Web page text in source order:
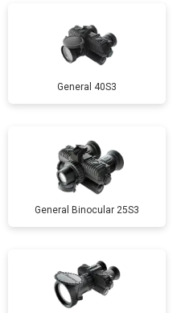
General 40S3
General Binocular 25S3